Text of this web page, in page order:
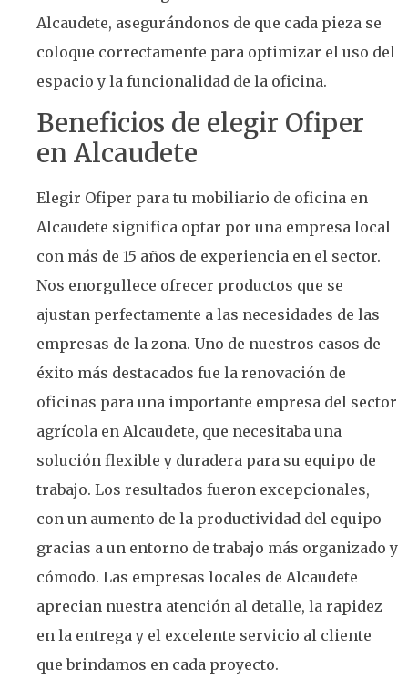
Alcaudete, asegurándonos de que cada pieza se
coloque correctamente para optimizar el uso del
espacio y la funcionalidad de la oficina.
Beneficios de elegir Ofiper
en Alcaudete
Elegir Ofiper para tu mobiliario de oficina en
Alcaudete significa optar por una empresa local
con más de 15 años de experiencia en el sector.
Nos enorgullece ofrecer productos que se
ajustan perfectamente a las necesidades de las
empresas de la zona. Uno de nuestros casos de
éxito más destacados fue la renovación de
oficinas para una importante empresa del sector
agrícola en Alcaudete, que necesitaba una
solución flexible y duradera para su equipo de
trabajo. Los resultados fueron excepcionales,
con un aumento de la productividad del equipo
gracias a un entorno de trabajo más organizado y
cómodo. Las empresas locales de Alcaudete
aprecian nuestra atención al detalle, la rapidez
en la entrega y el excelente servicio al cliente
que brindamos en cada proyecto.